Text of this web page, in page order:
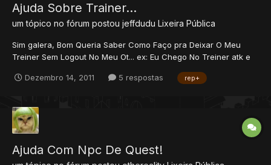
Ajuda Sobre Trainer...
um tópico no fórum postou jeffdudu Lixeira Pública
Sim galera, Bom Queria Saber Como Faço pra Deixar O Meu
Treiner Sem Logout No Meu Ot... ex: Eu Chego No Treiner atk e
Dezembro 14, 2011
5 respostas rep+
Ajuda Com Npc De Quest!